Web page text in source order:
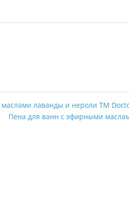
лаванды и нероли ТМ
Пена для ванн с эфирными